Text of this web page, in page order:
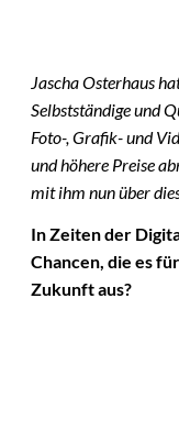
Jascha Osterhaus
Selbstständige und
Foto-, Grafik- und
und höhere Preise
mit ihm nun über
In Zeiten der
Chancen, die es
Zukunft aus?